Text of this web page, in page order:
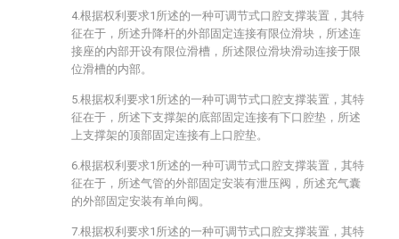
4.根据权利要求1所述的一种可调节式口腔支撑装置，其特
征在于，所述升降杆的外部固定连接有限位滑块，所述连
接座的内部开设有限位滑槽，所述限位滑块滑动连接于限
位滑槽的内部。
5.根据权利要求1所述的一种可调节式口腔支撑装置，其特
征在于，所述下支撑架的底部固定连接有下口腔垫，所述
上支撑架的顶部固定连接有上口腔垫。
6.根据权利要求1所述的一种可调节式口腔支撑装置，其特
征在于，所述气管的外部固定安装有泄压阀，所述充气囊
的外部固定安装有单向阀。
7.根据权利要求1所述的一种可调节式口腔支撑装置，其特